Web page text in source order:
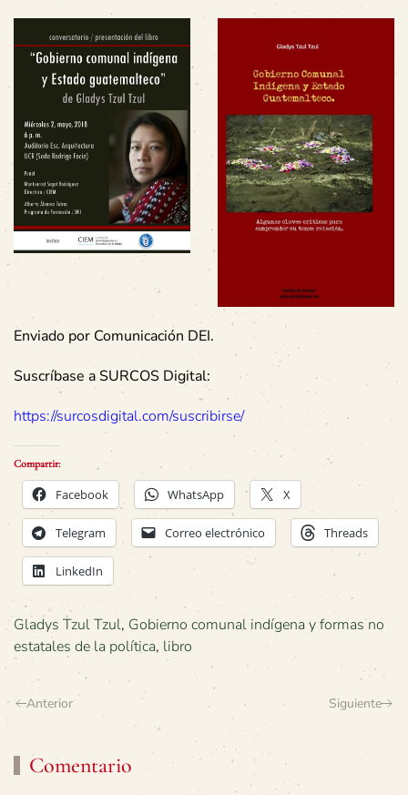
Enviado por Comunicación DEI.
Suscríbase a SURCOS Digital:
https://surcosdigital.com/suscribirse/
Compartir:
Facebook WhatsApp X
Telegram Correo electrónico Threads
LinkedIn
Gladys Tzul Tzul, Gobierno comunal indígena y formas no
estatales de la política, libro
Anterior Siguiente
Comentario